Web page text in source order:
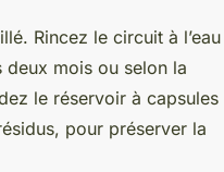
Rincez le circuit à l’eau
mois ou selon la
le réservoir à capsules
pour préserver la